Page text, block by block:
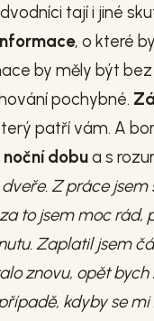
tají i jiné
, o které
by měly být
pochybné.
patří vám. A
dobua s
Z práce
to jsem moc rád,
Zaplatil jsem
znovu, opět
kdyby se